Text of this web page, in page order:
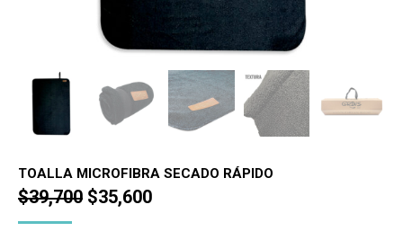
TOALLA MICROFIBRA SECADO RÁPIDO
$39,700 El
$35,600El